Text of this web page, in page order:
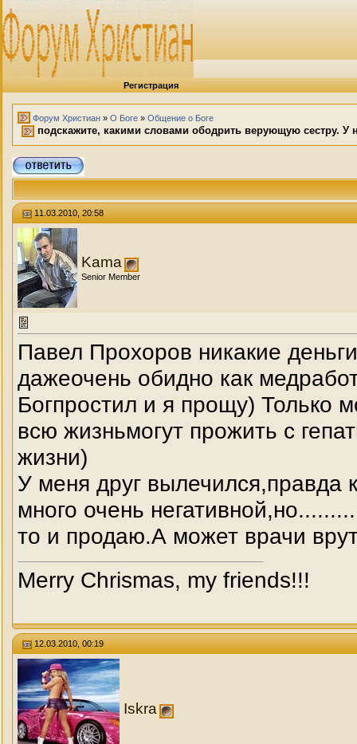
Регистрация
Форум Христиан » О Боге » Общение о Боге
подскажите, какими словами ободрить верующую сестру. У
11.03.2010, 20:58
Kama
Senior Member
Павел Прохоров никакие
дажеочень обидно как
Богпростил и я прощу) Только
всю жизньмогут прожить с
жизни)
У меня друг вылечился,правда
много очень
то и продаю.А может врачи
Merry Chrismas, my friends!!!
12.03.2010, 00:19
Iskra